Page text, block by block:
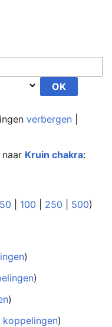
verbergen
Kruin chakra:
50 100 250 500)
)
)
)
)